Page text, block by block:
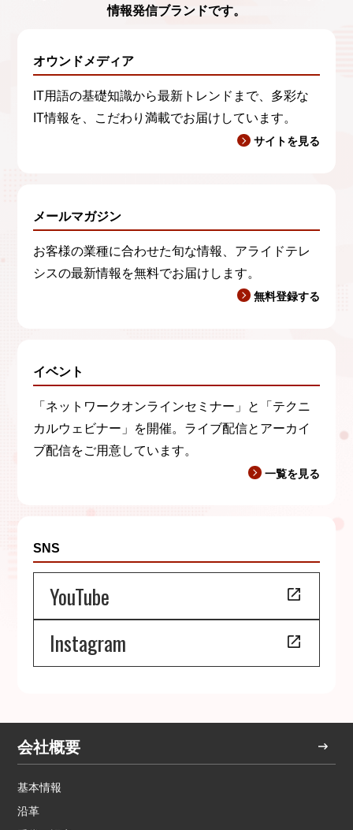
情報発信ブランドです。
オウンドメディア
IT用語の基礎知識から最新トレンドまで、多彩な
IT情報を、こだわり満載でお届けしています。
サイトを見る
メールマガジン
お客様の業種に合わせた旬な情報、アライドテレ
シスの最新情報を無料でお届けします。
無料登録する
イベント
「ネットワークオンラインセミナー」と「テクニ
カルウェビナー」を開催。ライブ配信とアーカイ
ブ配信をご用意しています。
一覧を見る
SNS
YouTube
Instagram
会社概要
基本情報
沿革